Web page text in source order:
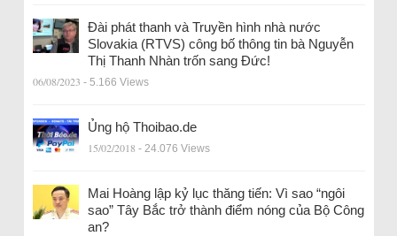
Đài phát thanh và Truyền hình nhà nước
Slovakia (RTVS) công bố thông tin bà Nguyễn
Thị Thanh Nhàn trốn sang Đức!
06/08/2023 - 5.166 Views
Ủng hộ Thoibao.de
15/02/2018 - 24.076 Views
Mai Hoàng lập kỷ lục thăng tiến: Vì sao “ngôi
sao” Tây Bắc trở thành điểm nóng của Bộ Công
an?